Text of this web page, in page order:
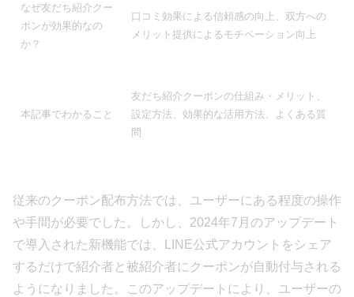
なぜ友だち紹介クー
ポンが効果的なの
か？
口コミ効果による信頼感の向上、双方への
メリット提供によるモチベーション向上
本記事でわかること
友だち紹介クーポンの仕組み・メリット、
設定方法、効果的な活用方法、よくある質
問
従来のクーポン配布方法では、ユーザーにある程度の操作
や手間が必要でした。しかし、2024年7月のアップデート
で導入された新機能では、LINE公式アカウントをシェア
するだけで紹介者と被紹介者にクーポンが自動付与される
ようになりました。このアップデートにより、ユーザーの